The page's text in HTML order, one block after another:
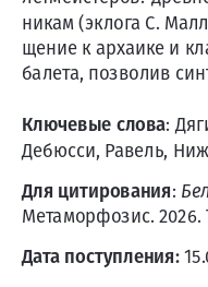
никам (эклога С.
щение к архаике и
балета, позволив
Ключевые слова:
Дебюсси, Равель,
Для цитирования:
Метаморфозис. 2026.
Дата поступления: